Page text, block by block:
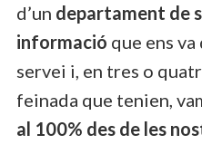
d’un departament de
informació que ens
servei i, en tres o
feinada que tenien,
al 100% des de les